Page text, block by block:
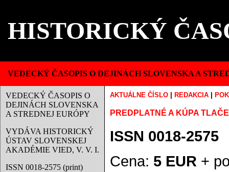
HISTORICKÝ
VEDECKÝ ČASOPIS O DEJINÁCH SLOVENSKA A
VEDECKÝ ČASOPIS O
DEJINÁCH SLOVENSKA
A STREDNEJ EURÓPY
VYDÁVA HISTORICKÝ
ÚSTAV SLOVENSKEJ
AKADÉMIE VIED, V. V. I.
ISSN 0018-2575 (print)
AKTUÁLNE ČÍSLO REDAKCIA
PREDPLATNÉ A KÚPA
ISSN 0018-2575
Cena: 5 EUR +